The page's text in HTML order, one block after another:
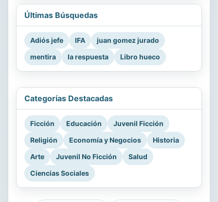
Últimas Búsquedas
Adiós jefe IFA
juan gomez jurado
mentira
la respuesta Libro hueco
Categorías Destacadas
Ficción Educación
Juvenil Ficción
Religión
Economía y Negocios
Historia
Arte
Juvenil No Ficción
Salud
Ciencias Sociales